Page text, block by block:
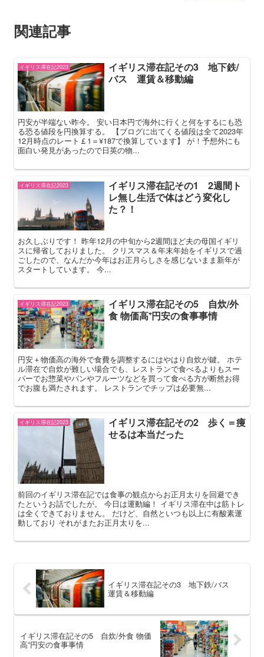
関連記事
イギリス滞在記2023
イギリス滞在記その3 地下鉄/
バス 運賃＆移動編
円安が半端ない昨今。 安い日本円で海外に行くと何をするにも恐
る恐る値段を円換算する。 【ブログに出てくる値段は全て2023年
12月時点のレート￡1＝¥187で換算しています】 が！予想外にも
面白い発見があったので日英の物...
イギリス滞在記2023
イギリス滞在記その1 2週間ト
レ無し生活で体はどう変化し
た？！
お久しぶりです！ 昨年12月の中旬から2週間ほど夫の母国イギリ
スに帰省しておりました。 クリスマス＆年末年始をイギリスで過
ごしたので、なんだか今年はお正月らしさを感じないまま新年が
スタートしています。 今...
イギリス滞在記2023
イギリス滞在記その5 自炊/外
食 物価高⁺円安の食事事情
円安＋物価高の海外で食費を調整するにはやはり自炊が鍵。 ホテ
ル滞在で自炊が難しい場合でも、レストランで食べるよりもスー
パーでお惣菜やパンやフルーツなどを買って食べる方が断然お得
でお腹も満たされます。 レストランでチップは必要無...
イギリス滞在記2023
イギリス滞在記その2 歩く＝痩
せるは本当だった
前回のイギリス滞在記では食事の観点からお正月太りを回避でき
たというお話でしたが。 今日は運動編！ イギリス滞在中は筋トレ
は全くできておりません。 だけど、自然といつも以上に有酸素運
動しており それがまたお正月太りを...
イギリス滞在記その3 地下鉄/バス
運賃＆移動編
イギリス滞在記その5 自炊/外食 物価
高⁺円安の食事事情